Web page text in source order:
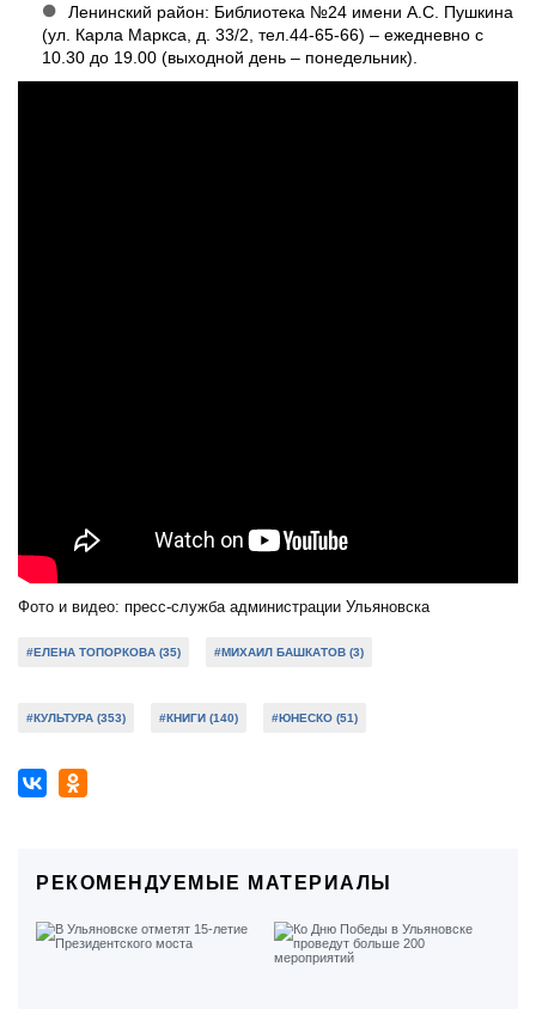
Ленинский район: Библиотека №24 имени А.С. Пушкина
(ул. Карла Маркса, д. 33/2, тел.44-65-66) – ежедневно с
10.30 до 19.00 (выходной день – понедельник).
Фото и видео: пресс-служба администрации Ульяновска
#ЕЛЕНА ТОПОРКОВА (35) #МИХАИЛ БАШКАТОВ (3)
#КУЛЬТУРА (353) #КНИГИ (140) #ЮНЕСКО (51)
РЕКОМЕНДУЕМЫЕ МАТЕРИАЛЫ